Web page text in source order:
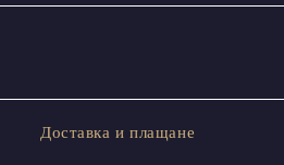
Доставка и плащане